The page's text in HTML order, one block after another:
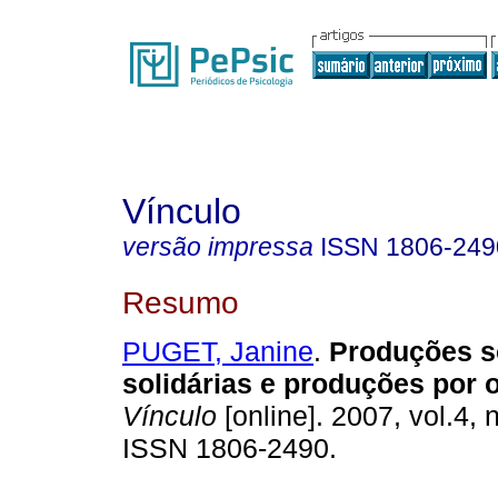
Vínculo
versão impressa ISSN 1806-
Resumo
PUGET, Janine. Produções
solidárias e produções por
Vínculo [online]. 2007, vol.4,
ISSN 1806-2490.